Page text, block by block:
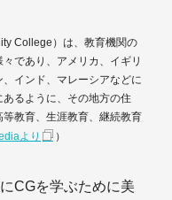
College）は、教育機関の
であり、アメリカ、イギリ
インド、マレーシアなどに
るように、その地方の住
教育、生涯教育、継続教育
より ）
CGを学ぶために美